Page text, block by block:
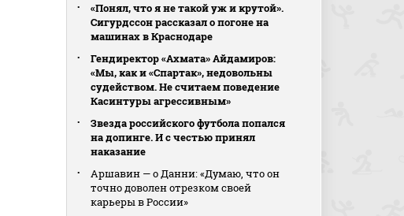
«Понял, что я не такой уж и крутой».
Сигурдссон рассказал о погоне на
машинах в Краснодаре
Гендиректор «Ахмата» Айдамиров:
«Мы, как и «Спартак», недовольны
судейством. Не считаем поведение
Касинтуры агрессивным»
Звезда российского футбола попался
на допинге. И с честью принял
наказание
Аршавин — о Данни: «Думаю, что он
точно доволен отрезком своей
карьеры в России»